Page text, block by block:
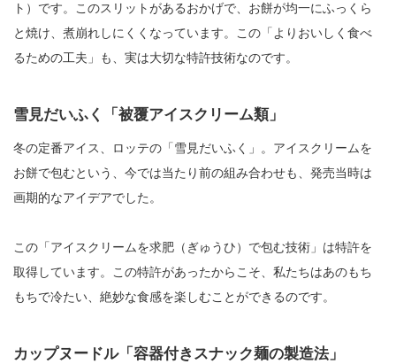
ト）です。このスリットがあるおかげで、お餅が均一にふっくら
と焼け、煮崩れしにくくなっています。この「よりおいしく食べ
るための工夫」も、実は大切な特許技術なのです。
雪見だいふく「被覆アイスクリーム類」
冬の定番アイス、ロッテの「雪見だいふく」。アイスクリームを
お餅で包むという、今では当たり前の組み合わせも、発売当時は
画期的なアイデアでした。
この「アイスクリームを求肥（ぎゅうひ）で包む技術」は特許を
取得しています。この特許があったからこそ、私たちはあのもち
もちで冷たい、絶妙な食感を楽しむことができるのです。
カップヌードル「容器付きスナック麺の製造法」